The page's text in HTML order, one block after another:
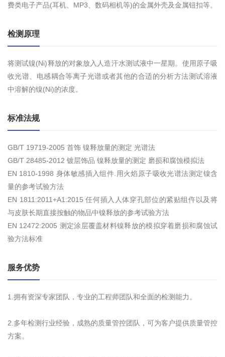
费类电子产品(耳机、MP3、数码相机等)的金属外壳及金属钮扣等。
检测原理
将测试镍(Ni)释放的对象放入人造汗水测试液中一星期。使用原子吸
收光谱、电感耦合等离子光谱或者其他的合适的分析方法测试溶液
中溶解的镍(Ni)的浓度。
标准法规
GB/T 19719-2005 首饰 镍释放量的测定 光谱法
GB/T 28485-2012 镀层饰品 镍释放量的测定 磨损和腐蚀模拟法
EN 1810-1998 身体敏感插入组件.用火焰原子吸收光谱法测定镍含
量的参考试验方法
EN 1811:2011+A1:2015 任何插入人体穿孔部位的紧贴组仵以及将
与皮肤长期直接按触的物品中镍释放的参考试验方法
EN 12472:2005 测定涂层覆盖材料镍释放的模拟穿着磨损和腐蚀试
验方法标准
服务优势
1.拥有资深专家团队，专业的工程师团队和全面的检测能力。
2.多年检测行业经验，成熟的质量管控团队，可为客户提供质量管控
方案。